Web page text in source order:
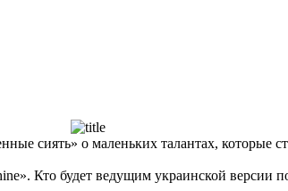
сиять» о маленьких талантах, которые
Кто будет ведущим украинской версии